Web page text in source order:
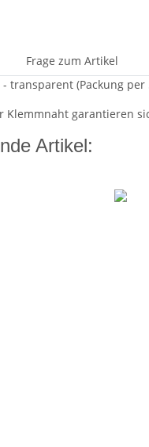
Frage zum Artikel
transparent (Packung per
garantieren
Artikel: